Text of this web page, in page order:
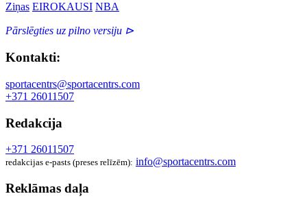
Ziņas EIROKAUSI NBA
Pārslēgties uz pilno versiju ⊳
Kontakti:
sportacentrs@sportacentrs.com
+371 26011507
Redakcija
+371 26011507
redakcijas e-pasts (preses relīzēm): info@sportacentrs.com
Reklāmas daļa